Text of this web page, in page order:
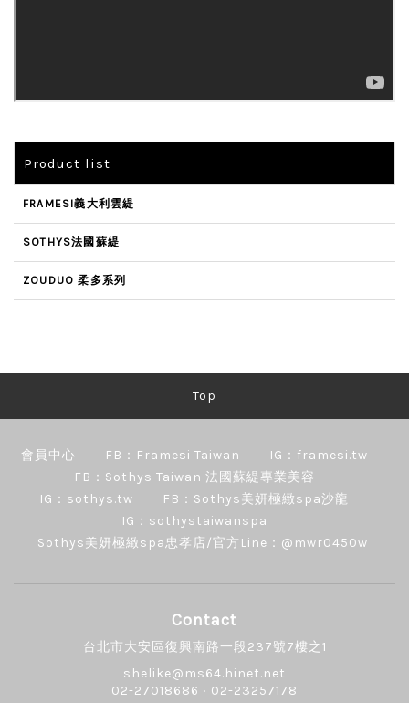
Product list
FRAMESI義大利雲緹
SOTHYS法國蘇緹
ZOUDUO 柔多系列
Top
會員中心 FB：Framesi Taiwan
IG：framesi.tw
FB：Sothys Taiwan 法國蘇緹專業美容
IG：sothys.tw
FB：Sothys美妍極緻spa沙龍
IG：sothystaiwanspa
Sothys美妍極緻spa忠孝店/官方Line：@mwr0450w
Contact
台北市大安區復興南路一段237號7樓之1
shelike@ms64.hinet.net
02-27018686 ‧ 02-23257178